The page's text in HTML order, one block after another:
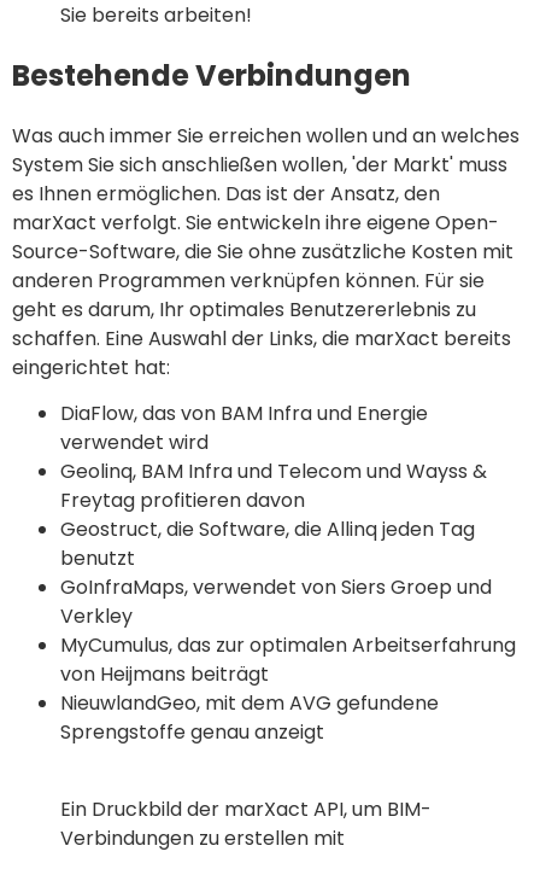
Sie bereits arbeiten!
Bestehende Verbindungen
Was auch immer Sie erreichen wollen und an welches
System Sie sich anschließen wollen, 'der Markt' muss
es Ihnen ermöglichen. Das ist der Ansatz, den
marXact verfolgt. Sie entwickeln ihre eigene Open-
Source-Software, die Sie ohne zusätzliche Kosten mit
anderen Programmen verknüpfen können. Für sie
geht es darum, Ihr optimales Benutzererlebnis zu
schaffen. Eine Auswahl der Links, die marXact bereits
eingerichtet hat:
DiaFlow, das von BAM Infra und Energie
verwendet wird
Geolinq, BAM Infra und Telecom und Wayss &
Freytag profitieren davon
Geostruct, die Software, die Allinq jeden Tag
benutzt
GoInfraMaps, verwendet von Siers Groep und
Verkley
MyCumulus, das zur optimalen Arbeitserfahrung
von Heijmans beiträgt
NieuwlandGeo, mit dem AVG gefundene
Sprengstoffe genau anzeigt
Ein Druckbild der marXact API, um BIM-
Verbindungen zu erstellen mit